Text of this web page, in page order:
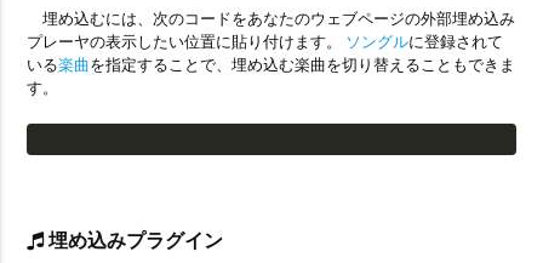
埋め込むには、次のコードをあなたのウェブページの外部埋め込み
プレーヤの表示したい位置に貼り付けます。 ソングルに登録されて
いる楽曲を指定することで、埋め込む楽曲を切り替えることもできま
す。
埋め込みプラグイン